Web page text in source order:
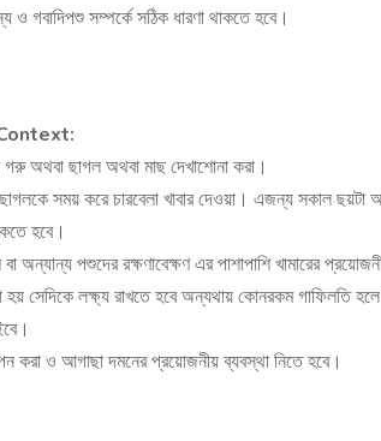
গবাদিপশু সম্পর্কে সঠিক ধারণা থাকতে হবে।
অথবা ছাগল অথবা মাছ দেখাশোনা করা।
সময় করে চারবেলা খাবার দেওয়া। এজন্য সকাল ছয়টা
হবে।
অন্যান্য পশুদের রক্ষণাবেক্ষণ এর পাশাপাশি খামারের
হয় সেদিকে লক্ষ্য রাখতে হবে অন্যথায় কোনরকম গাফিলতি
করা ও আগাছা দমনের প্রয়োজনীয় ব্যবস্থা নিতে হবে।